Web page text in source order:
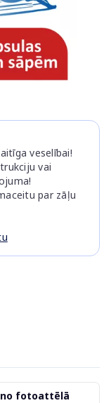
veselībai!
vai
par zāļu
fotoattēlā